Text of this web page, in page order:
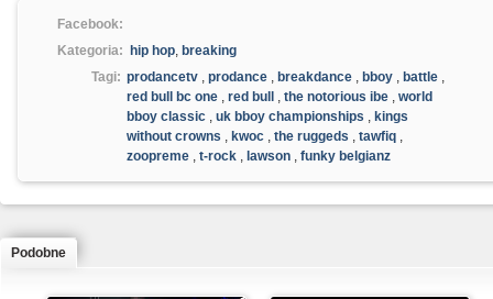
Facebook:
Kategoria:
hip hop, breaking
Tagi: prodancetv , prodance , breakdance , bboy , battle ,
red bull bc one , red bull , the notorious ibe , world
bboy classic , uk bboy championships , kings
without crowns , kwoc , the ruggeds , tawfiq ,
zoopreme , t-rock , lawson , funky belgianz
Podobne